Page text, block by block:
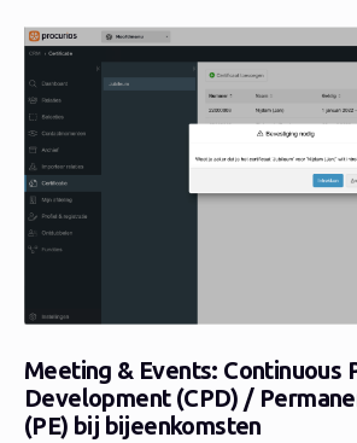
Meeting & Events: Continuous
Development (CPD) /
(PE) bij bijeenkomsten